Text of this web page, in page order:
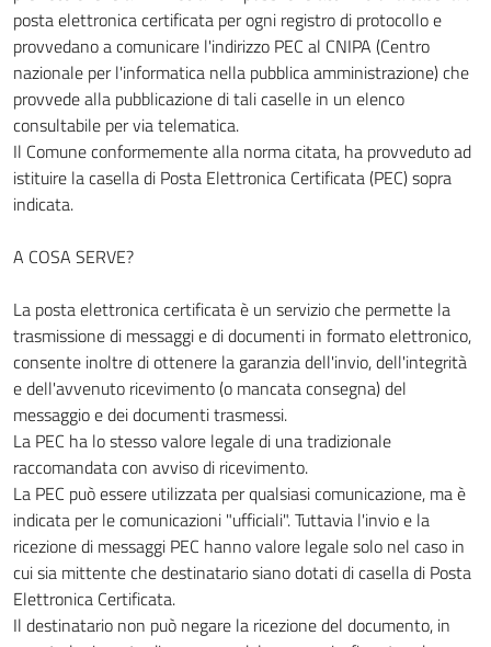
posta elettronica certificata per ogni registro di protocollo e
provvedano a comunicare l'indirizzo PEC al CNIPA (Centro
nazionale per l'informatica nella pubblica amministrazione) che
provvede alla pubblicazione di tali caselle in un elenco
consultabile per via telematica.
Il Comune conformemente alla norma citata, ha provveduto ad
istituire la casella di Posta Elettronica Certificata (PEC) sopra
indicata.
A COSA SERVE?
La posta elettronica certificata è un servizio che permette la
trasmissione di messaggi e di documenti in formato elettronico,
consente inoltre di ottenere la garanzia dell'invio, dell'integrità
e dell'avvenuto ricevimento (o mancata consegna) del
messaggio e dei documenti trasmessi.
La PEC ha lo stesso valore legale di una tradizionale
raccomandata con avviso di ricevimento.
La PEC può essere utilizzata per qualsiasi comunicazione, ma è
indicata per le comunicazioni "ufficiali". Tuttavia l'invio e la
ricezione di messaggi PEC hanno valore legale solo nel caso in
cui sia mittente che destinatario siano dotati di casella di Posta
Elettronica Certificata.
Il destinatario non può negare la ricezione del documento, in